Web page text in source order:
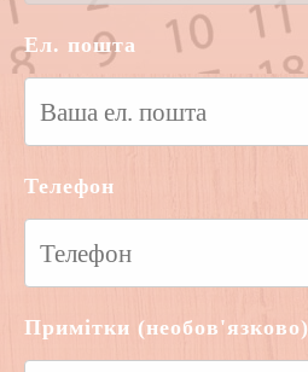
Ел. пошта
Телефон
Примітки (необов'язково)